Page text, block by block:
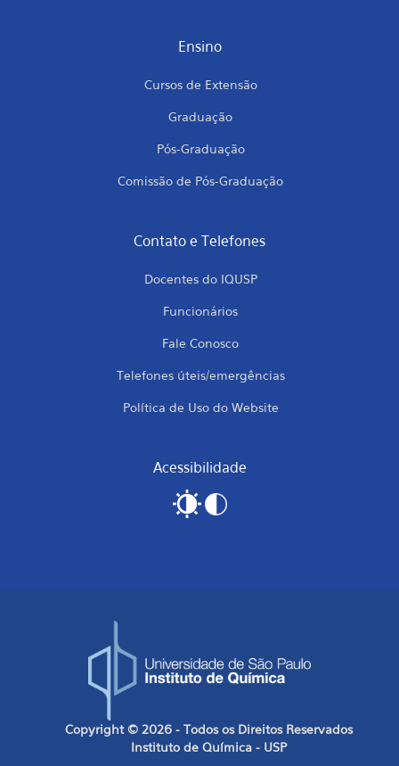
Ensino
Cursos de Extensão
Graduação
Pós-Graduação
Comissão de Pós-Graduação
Contato e Telefones
Docentes do IQUSP
Funcionários
Fale Conosco
Telefones úteis/emergências
Política de Uso do Website
Acessibilidade
Copyright © 2026 - Todos os Direitos Reservados
Instituto de Química - USP